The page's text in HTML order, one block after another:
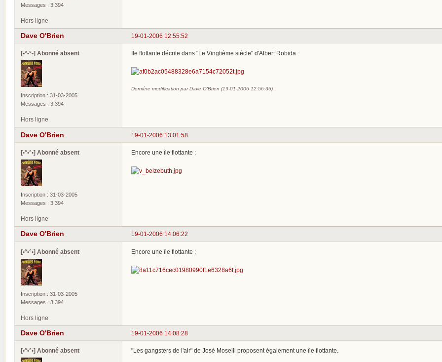
Messages : 3 394
Hors ligne
19-01-2006 12:55:52
Dave O'Brien
[•°•°•] Abonné absent
Inscription : 31-03-2005
Messages : 3 394
Ile flottante décrite dans "Le Vingtième siècle" d'Albert Robida :
Dernière modification par Dave O'Brien (19-01-2006 12:56:36)
Hors ligne
19-01-2006 13:01:58
Dave O'Brien
[•°•°•] Abonné absent
Inscription : 31-03-2005
Messages : 3 394
Encore une île flottante :
Hors ligne
19-01-2006 14:06:22
Dave O'Brien
[•°•°•] Abonné absent
Inscription : 31-03-2005
Messages : 3 394
Encore une île flottante :
Hors ligne
19-01-2006 14:08:28
Dave O'Brien
[•°•°•] Abonné absent "Les gangsters de l'air" de José Moselli proposent également une île flottante.